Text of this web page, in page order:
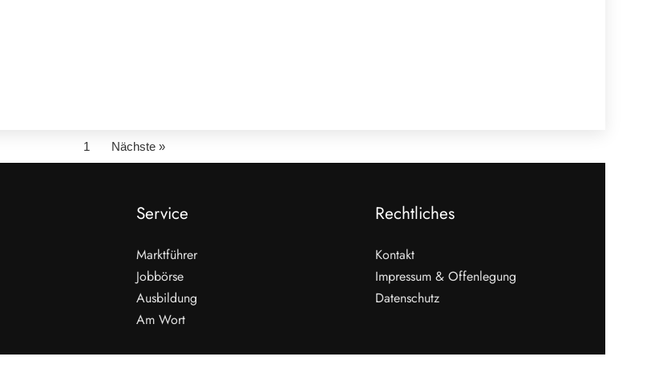
1 Nächste »
Service
Marktführer
Jobbörse
Ausbildung
Am Wort
Rechtliches
Kontakt
Impressum & Offenlegung
Datenschutz